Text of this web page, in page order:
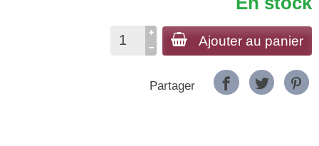
Ajouter au panier
Partager